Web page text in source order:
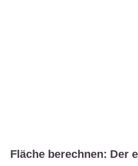
Fläche berechnen: Der